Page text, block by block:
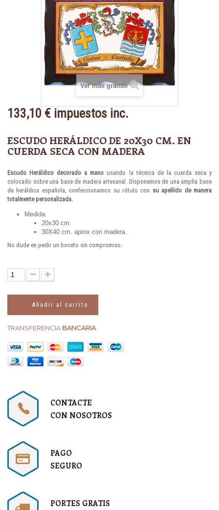
Ver más grande
133,10 € impuestos inc.
ESCUDO HERÁLDICO DE 20X30 CM. EN
CUERDA SECA CON MADERA
Escudo Heráldico decorado a mano usando la técnica de la cuerda seca y
colocado sobre una base de madera artesanal. Disponemos de una amplia base
de heráldica española, confeccionamos su rótulo con su apellido de manera
totalmente personalizada.
Medida:
20x30 cm.
30X40 cm. aprox con madera.
No dude en pedir un boceto sin compromiso.
Añadir al carrito
TRANSFERENCIA BANCARIA
CONTACTE
CON NOSOTROS
PAGO
SEGURO
PORTES GRATIS